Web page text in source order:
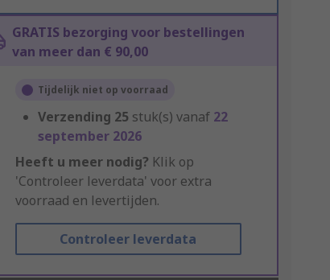
GRATIS bezorging voor bestellingen
van meer dan € 90,00
Tijdelijk niet op voorraad
Verzending 25 stuk(s) vanaf 22
september 2026
Heeft u meer nodig? Klik op
'Controleer leverdata' voor extra
voorraad en levertijden.
Controleer leverdata